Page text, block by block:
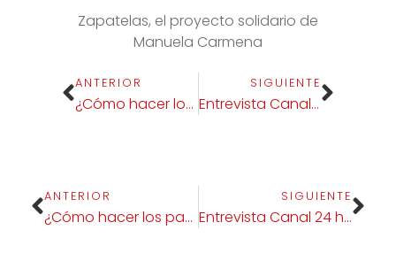
Zapatelas, el proyecto solidario de
Manuela Carmena
ANTERIOR
¿Cómo hacer los patucos de bebés?
SIGUIENTE
Entrevista Canal 24 horas RTVE: Abogacía, polarización y democracia
ANTERIOR
¿Cómo hacer los patucos de bebés?
SIGUIENTE
Entrevista Canal 24 horas RTVE: Abogacía, polarización y democracia